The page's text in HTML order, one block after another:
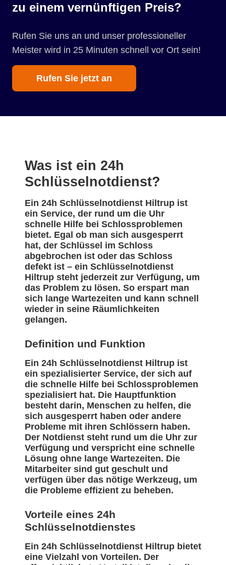
zu einem vernünftigen Preis?
Rufen Sie uns an und unser professioneller
Meister wird in 25 Minuten schnell vor Ort sein!
Rufen Sie jetzt an
Was ist ein 24h
Schlüsselnotdienst?
Ein 24h Schlüsselnotdienst Hiltrup ist
ein Service, der rund um die Uhr
schnelle Hilfe bei Schlossproblemen
bietet. Egal ob man sich ausgesperrt
hat, der Schlüssel im Schloss
abgebrochen ist oder das Schloss
defekt ist – ein Schlüsselnotdienst
Hiltrup steht jederzeit zur Verfügung, um
das Problem zu lösen. So erspart man
sich lange Wartezeiten und kann schnell
wieder in seine Räumlichkeiten
gelangen.
Definition und Funktion
Ein 24h Schlüsselnotdienst Hiltrup ist
ein spezialisierter Service, der sich auf
die schnelle Hilfe bei Schlossproblemen
spezialisiert hat. Die Hauptfunktion
besteht darin, Menschen zu helfen, die
sich ausgesperrt haben oder andere
Probleme mit ihren Schlössern haben.
Der Notdienst steht rund um die Uhr zur
Verfügung und verspricht eine schnelle
Lösung ohne lange Wartezeiten. Die
Mitarbeiter sind gut geschult und
verfügen über das nötige Werkzeug, um
die Probleme effizient zu beheben.
Vorteile eines 24h
Schlüsselnotdienstes
Ein 24h Schlüsselnotdienst Hiltrup bietet
eine Vielzahl von Vorteilen. Der